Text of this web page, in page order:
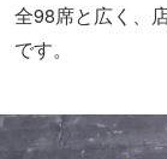
全98席と広く、
です。